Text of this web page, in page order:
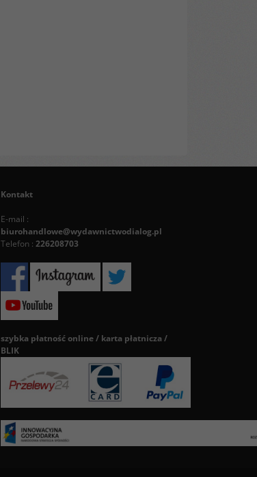
Kontakt
E-mail :
biurohandlowe@wydawnictwodialog.pl
Telefon : 226208703
szybka płatność online / karta płatnicza /
BLIK